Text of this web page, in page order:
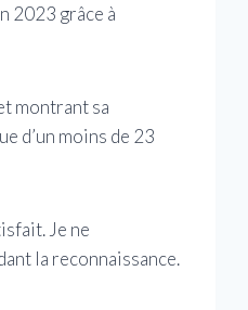
2023 grâce à
montrant sa
d’un moins de 23
Je ne
la reconnaissance.